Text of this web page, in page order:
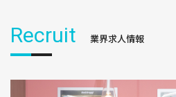
Recruit 業界求人情報